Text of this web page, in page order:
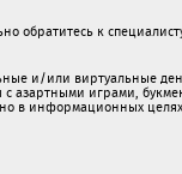
обратитесь к
и/или виртуальные
азартными игрaми,
в информационных